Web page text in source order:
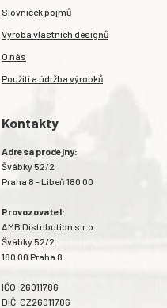
Slovníček pojmů
Výroba vlastních designů
O nás
Použití a údržba výrobků
Kontakty
Adresa prodejny:
Švábky 52/2
Praha 8 - Libeň 180 00
Provozovatel:
AMB Distribution s.r.o.
Švábky 52/2
180 00 Praha 8
IČO: 26011786
DIČ: CZ26011786